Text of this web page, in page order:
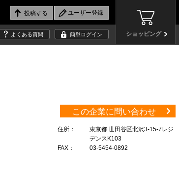
ショッピング
よくある質問 簡単ログイン
この企業に問い合わせ
住所：
東京都 世田谷区北沢3-15-7レジ
デンスK103
FAX：
03-5454-0892